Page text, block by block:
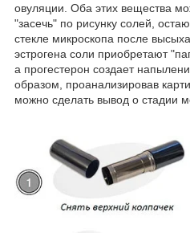
овуляции. Оба этих вещества
"засечь" по рисунку солей,
стекле микроскопа после
эстрогена соли приобретают
а прогестерон создает
образом, проанализировав
можно сделать вывод о стадии